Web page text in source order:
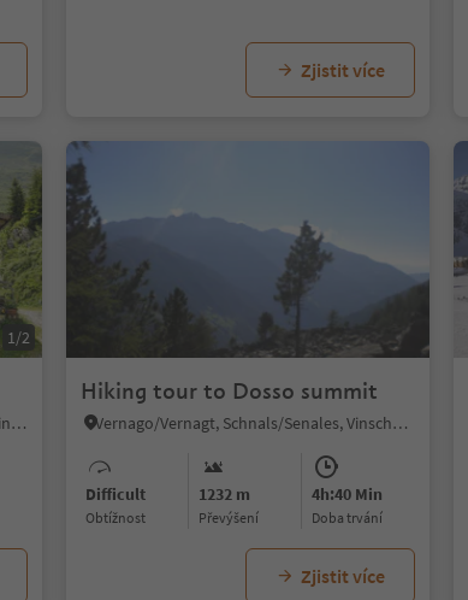
Zjistit více
1/2
Pflersch/Fleres, Brenner/Brennero, Sterzing/Vipiteno and environs
Hiking tour to Dosso summit
Vernago/Vernagt, Schnals/Senales, Vinschgau/Val Venosta
Difficult
Obtížnost
1232 m
Převýšení
4h:40 Min
doba trvání
Zjistit více